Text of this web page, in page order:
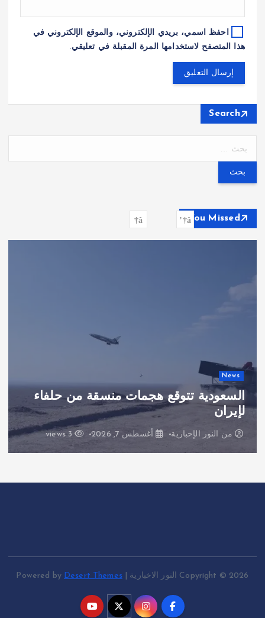
احفظ اسمي، بريدي الإلكتروني، والموقع الإلكتروني في
هذا المتصفح لاستخدامها المرة المقبلة في تعليقي.
Search
ح
ع
You Missed
تتوقع هجمات منسقة من حلفاء
النور الإخبارية أغسطس 7, 2026 3 views
Copyright © 2026 النور الاخبارية | Powered by Desert Themes